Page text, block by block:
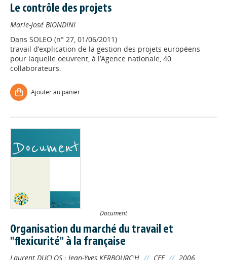
Le contrôle des projets
Marie-José BIONDINI
Dans SOLEO (n° 27, 01/06/2011)
travail d’explication de la gestion des projets européens
pour laquelle oeuvrent, à l’Agence nationale, 40
collaborateurs.
Ajouter au panier
Document
Organisation du marché du travail et
"flexicurité" à la française
Laurent DUCLOS ; Jean-Yves KERBOURC'H // CEE // 2006